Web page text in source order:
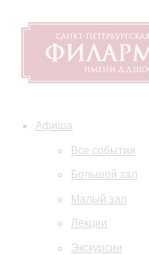
Афиша
Все события
Большой зал
Малый зал
Лекции
Экскурсии